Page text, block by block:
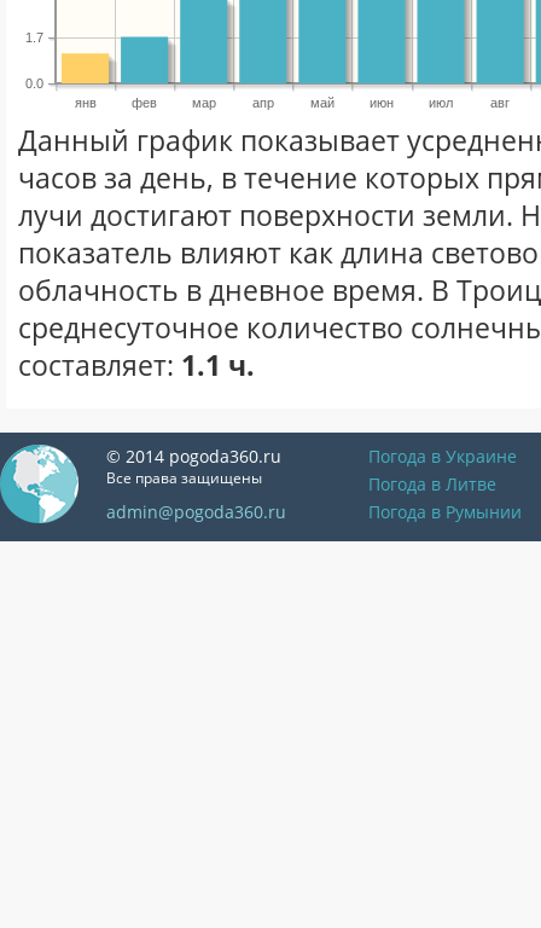
янв фев мар апр май июн июл авг
0.0
1.7
Данный график показывает
часов за день, в течение которых
лучи достигают поверхности земли.
показатель влияют как длина
облачность в дневное время. В
среднесуточное количество
составляет: 1.1 ч.
© 2014 pogoda360.ru
Все права защищены
admin@pogoda360.ru
Погода в Украине
Погода в Литве
Погода в Румынии